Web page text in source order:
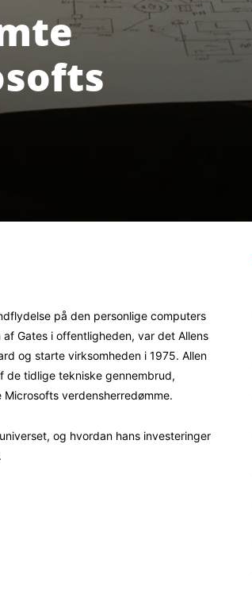
på den personlige computers
af Gates i offentligheden, var det Allens
og starte virksomheden i 1975. Allen
de tidlige tekniske gennembrud,
verdensherredømme.
og hvordan hans investeringer